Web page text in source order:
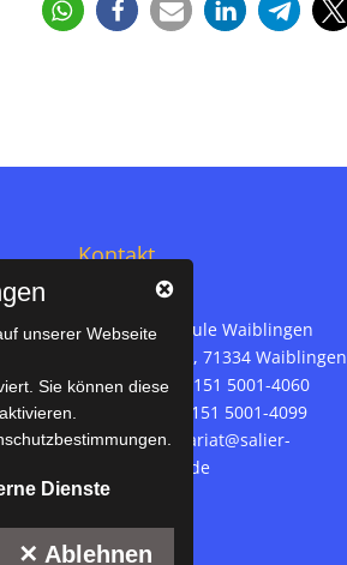
Kontakt
Salier-Realschule Waiblingen
Im Sämann 30, 71334 Waiblingen
Telefon-Nr. 07151 5001-4060
Telefax-Nr. 07151 5001-4099
E-Mail:sekretariat@salier-
rs.schule.bwl.de
unserer Webseite
Sie können diese
Dienste
✕ Ablehnen